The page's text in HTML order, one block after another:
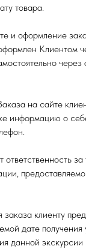
товара.
и оформление
Клиентом
через
на сайте
информацию о
за
клиенту
дате получения
данной